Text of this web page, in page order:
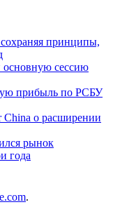
принципы,
сессию
прибыль по РСБУ
China о расширении
рынок
года
.